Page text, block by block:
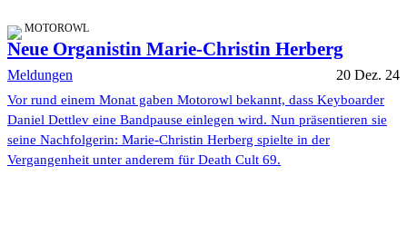
MOTOROWL
Neue Organistin Marie-Christin Herberg
Meldungen 20 Dez. 24
Vor rund einem Monat gaben Motorowl bekannt, dass Keyboarder
Daniel Dettlev eine Bandpause einlegen wird. Nun präsentieren sie
seine Nachfolgerin: Marie-Christin Herberg spielte in der
Vergangenheit unter anderem für Death Cult 69.